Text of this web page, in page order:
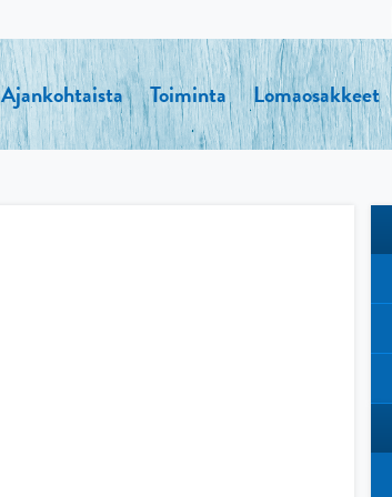
Ajankohtaista Toiminta Lomaosakkeet